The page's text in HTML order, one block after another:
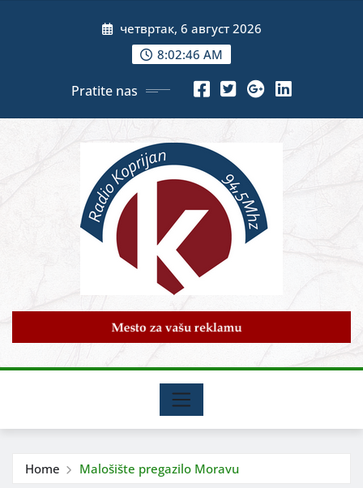
четвртак, 6 август 2026
8:02:48 AM
Pratite nas
Home Malošište pregazilo Moravu